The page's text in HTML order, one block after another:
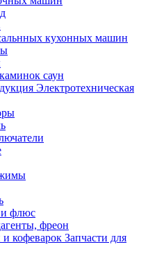
кухонных машин
саун
Электротехническая
флюс
фреон
Запчасти для